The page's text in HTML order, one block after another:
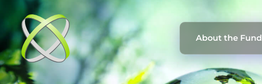
About the Fund